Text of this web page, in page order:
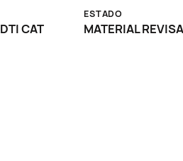
CAT
ESTADO
MATERIAL